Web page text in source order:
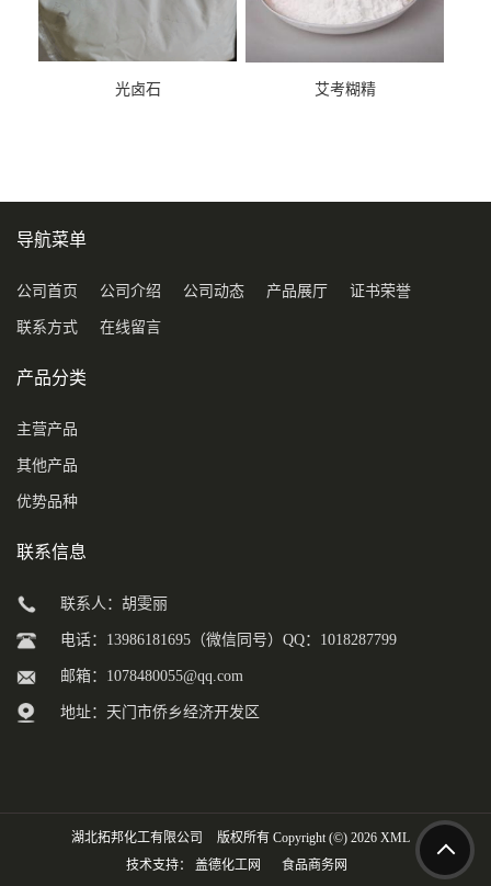
光卤石 艾考糊精
导航菜单
公司首页 公司介绍 公司动态 产品展厅 证书荣誉
联系方式 在线留言
产品分类
主营产品
其他产品
优势品种
联系信息
联系人：胡雯丽
电话：13986181695（微信同号）QQ：1018287799
邮箱： 1078480055@qq.com
地址：天门市侨乡经济开发区
湖北拓邦化工有限公司 版权所有 Copyright (©) 2026 XML
技术支持： 盖德化工网 食品商务网